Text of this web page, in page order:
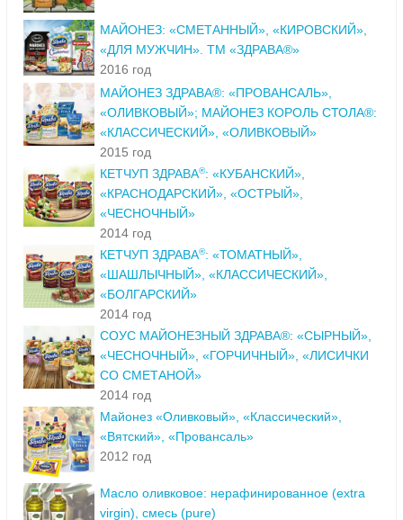
МАЙОНЕЗ: «СМЕТАННЫЙ», «КИРОВСКИЙ»,
«ДЛЯ МУЖЧИН». ТМ «ЗДРАВА®»
2016 год
МАЙОНЕЗ ЗДРАВА®: «ПРОВАНСАЛЬ»,
«ОЛИВКОВЫЙ»; МАЙОНЕЗ КОРОЛЬ СТОЛА®:
«КЛАССИЧЕСКИЙ», «ОЛИВКОВЫЙ»
2015 год
КЕТЧУП ЗДРАВА®: «КУБАНСКИЙ»,
«КРАСНОДАРСКИЙ», «ОСТРЫЙ»,
«ЧЕСНОЧНЫЙ»
2014 год
КЕТЧУП ЗДРАВА®: «ТОМАТНЫЙ»,
«ШАШЛЫЧНЫЙ», «КЛАССИЧЕСКИЙ»,
«БОЛГАРСКИЙ»
2014 год
СОУС МАЙОНЕЗНЫЙ ЗДРАВА®: «СЫРНЫЙ»,
«ЧЕСНОЧНЫЙ», «ГОРЧИЧНЫЙ», «ЛИСИЧКИ
СО СМЕТАНОЙ»
2014 год
Майонез «Оливковый», «Классический»,
«Вятский», «Провансаль»
2012 год
Масло оливковое: нерафинированное (extra
virgin), смесь (pure)